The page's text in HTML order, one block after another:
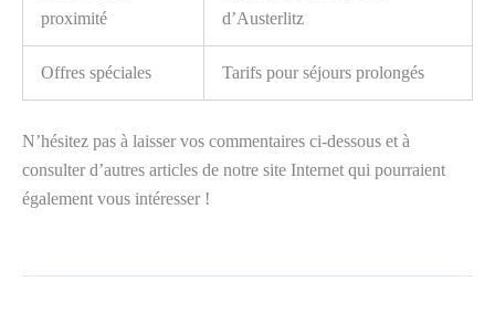
proximité
d’Austerlitz
Offres spéciales Tarifs pour séjours prolongés
N’hésitez pas à laisser vos commentaires ci-dessous et à
consulter d’autres articles de notre site Internet qui pourraient
également vous intéresser !